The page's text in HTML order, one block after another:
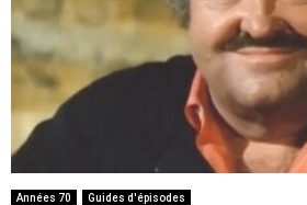
Années 70 Guides d'épisodes